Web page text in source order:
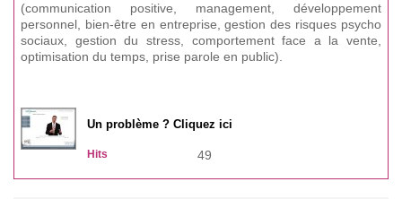
(communication positive, management, développement
personnel, bien-être en entreprise, gestion des risques psycho
sociaux, gestion du stress, comportement face a la vente,
optimisation du temps, prise parole en public).
Un problème ? Cliquez ici
Hits 49